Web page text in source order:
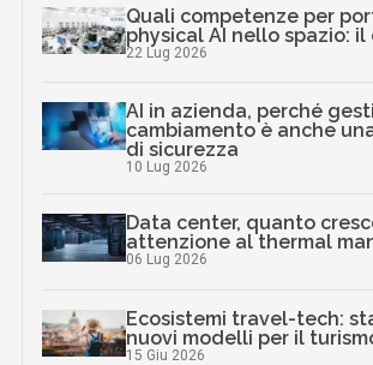
Quali competenze per
physical AI nello spazio: il
22 Lug 2026
AI in azienda, perché
cambiamento è anche
di sicurezza
10 Lug 2026
Data center, quanto
attenzione al thermal
06 Lug 2026
Ecosistemi travel-tech:
nuovi modelli per il
15 Giu 2026